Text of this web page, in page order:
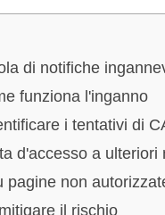
di notifiche
funziona l'inganno
i tentativi di
d'accesso a ulteriori
pagine non
il rischio